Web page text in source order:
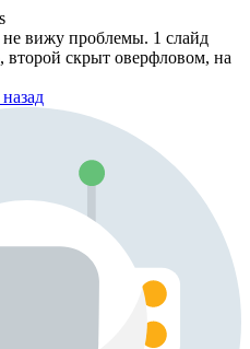
не вижу проблемы. 1 слайд
второй скрыт оверфловом, на